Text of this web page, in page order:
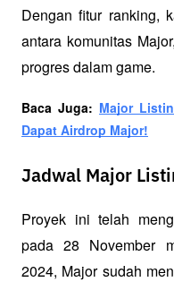
Dengan fitur ranking,
antara komunitas
progres dalam game.
Baca Juga: Major
Dapat Airdrop Major!
Jadwal Major
Proyek ini telah
pada 28 November
2024, Major sudah